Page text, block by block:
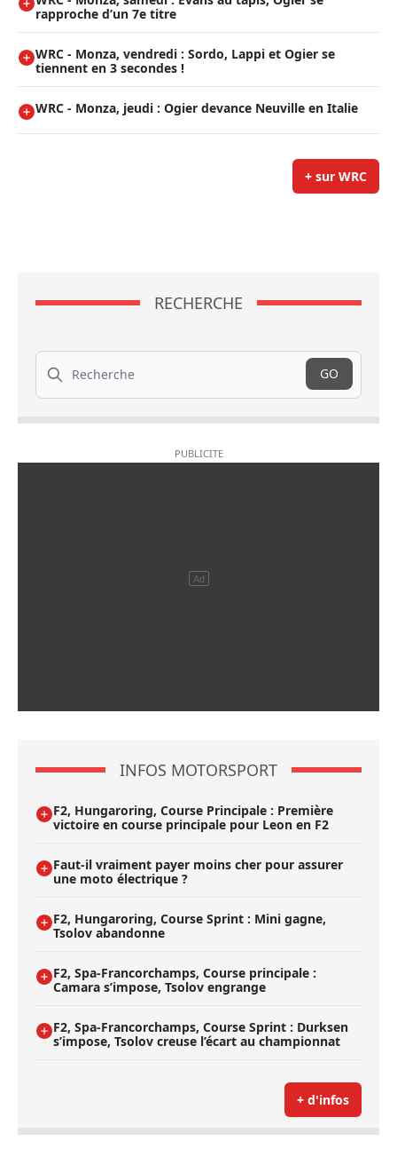
rapproche d’un 7e titre
WRC - Monza, vendredi : Sordo, Lappi et Ogier se
tiennent en 3 secondes !
WRC - Monza, jeudi : Ogier devance Neuville en Italie
+ sur WRC
RECHERCHE
Recherche
GO
INFOS MOTORSPORT
F2, Hungaroring, Course Principale : Première
victoire en course principale pour Leon en F2
Faut-il vraiment payer moins cher pour assurer
une moto électrique ?
F2, Hungaroring, Course Sprint : Mini gagne,
Tsolov abandonne
F2, Spa-Francorchamps, Course principale :
Camara s’impose, Tsolov engrange
F2, Spa-Francorchamps, Course Sprint : Durksen
s’impose, Tsolov creuse l’écart au championnat
+ d'infos